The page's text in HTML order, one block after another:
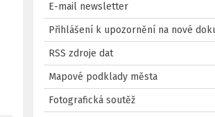
E-mail newsletter
Přihlášení k upozornění na nové
RSS zdroje dat
Mapové podklady města
Fotografická soutěž